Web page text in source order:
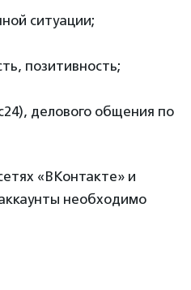
ситуации;
позитивность;
делового общения по
«ВКонтакте» и
необходимо